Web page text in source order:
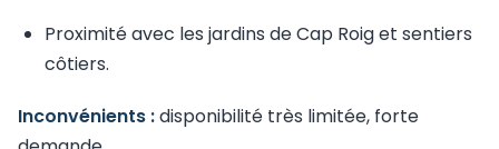
Proximité avec les jardins de Cap Roig et sentiers
côtiers.
Inconvénients :disponibilité très limitée, forte